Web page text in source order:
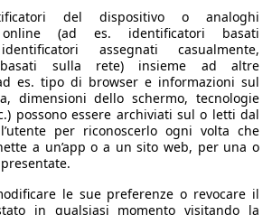
e ora che anche
esemplare è stato venduto, il suo
è destinato a salire
alcune one-off si sono toccati valori
forse più impressiona nel possedere
derivate non è tanto il costo in sé
Basti pensare che ogni
20.000 euro, cambio dischi freno
del dispositivo o analoghi
online (ad es. identificatori basati
identificatori assegnati casualmente,
basati sulla rete) insieme ad altre
es. tipo di browser e informazioni sul
dimensioni dello schermo, tecnologie
possono essere archiviati sul o letti dal
per riconoscerlo ogni volta che
a un’app o a un sito web, per una o
le sue preferenze o revocare il
in qualsiasi momento visitando la